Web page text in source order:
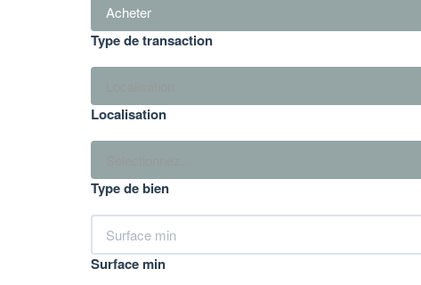
Acheter
Type de transaction
Localisation
Type de bien
Surface min